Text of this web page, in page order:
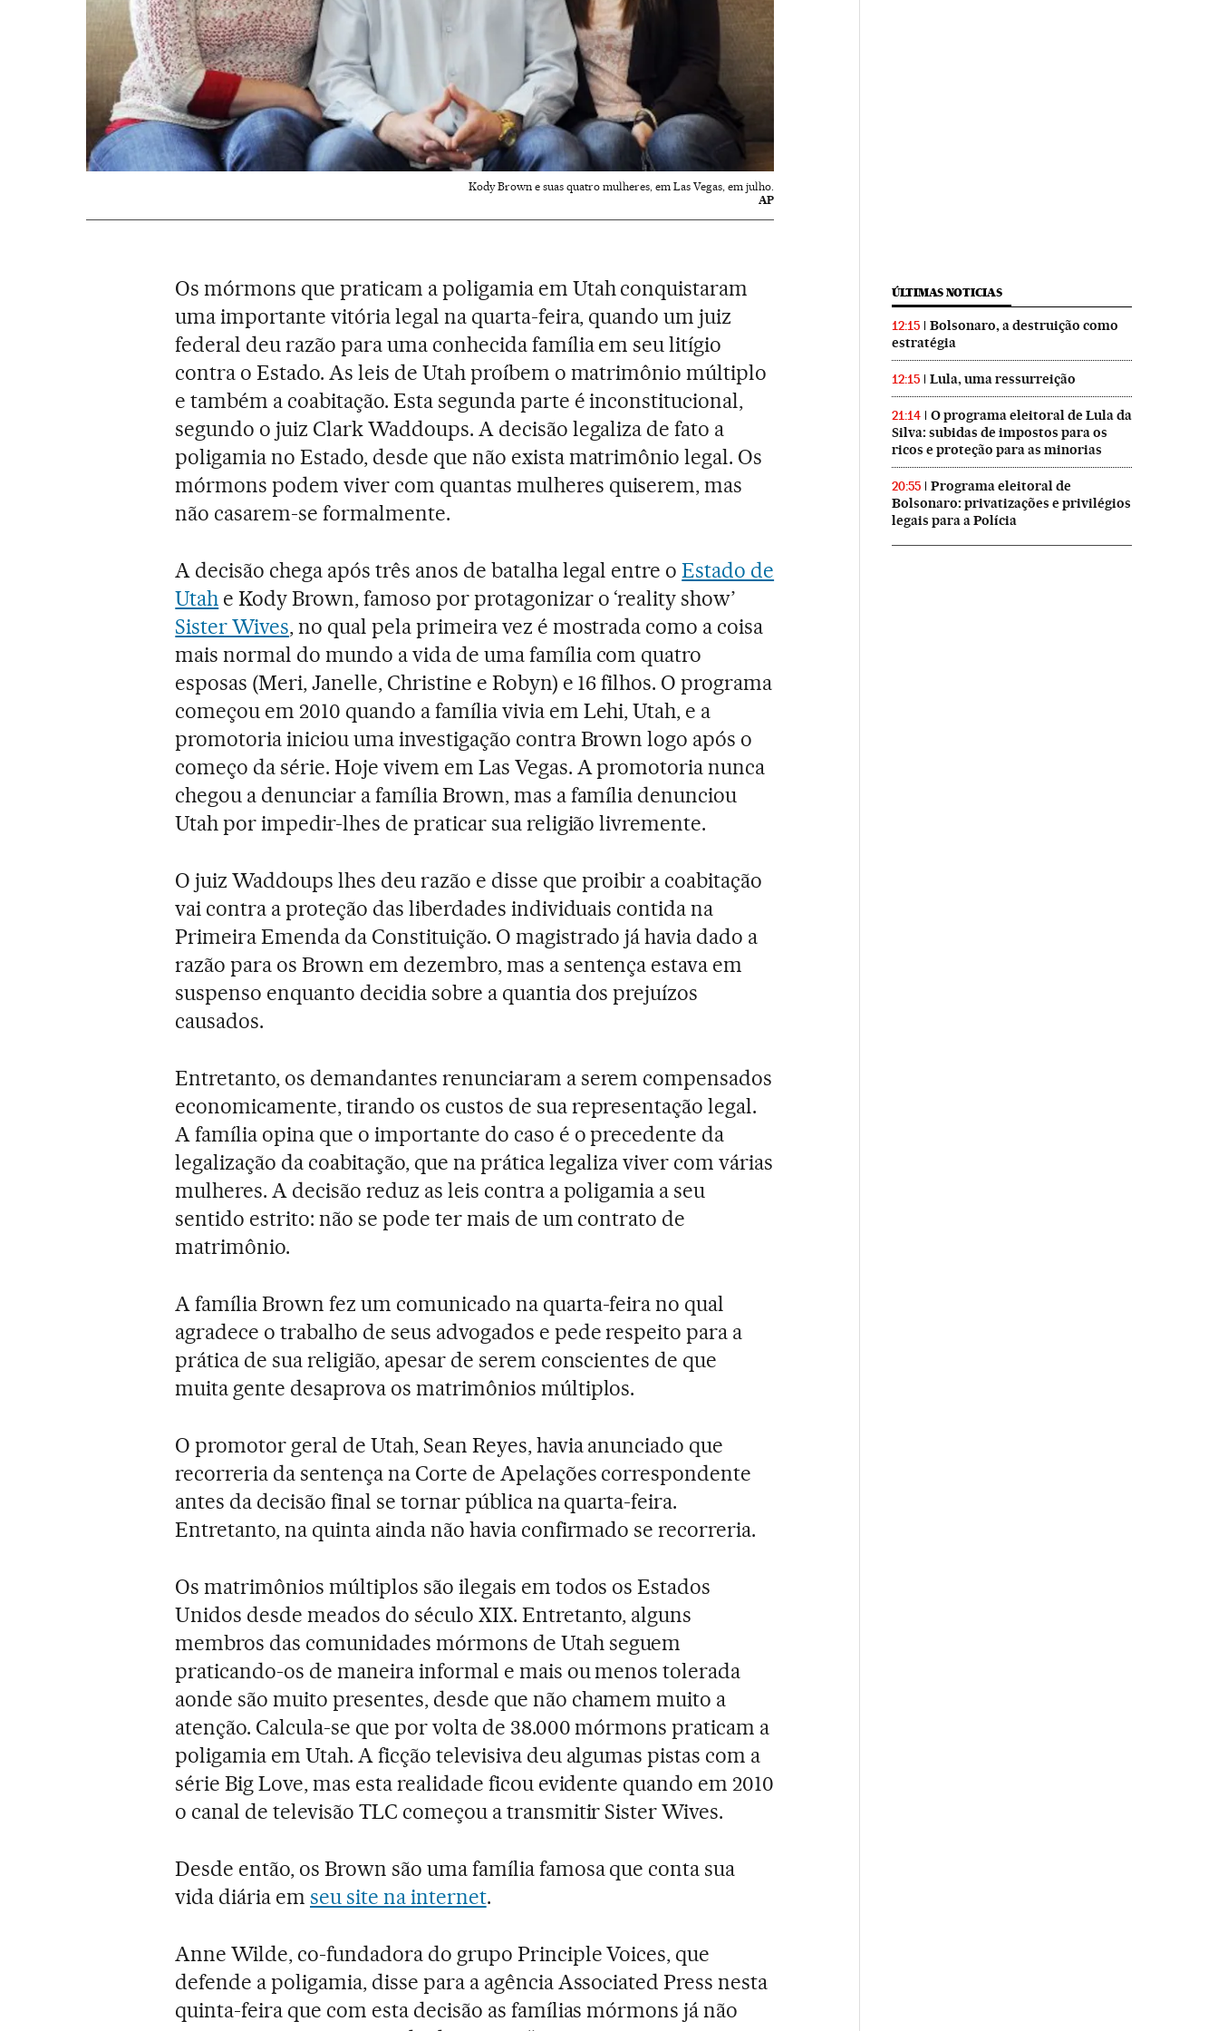
Kody Brown e suas quatro mulheres, em Las Vegas, em julho.
AP
Os mórmons que praticam a poligamia em Utah conquistaram
uma importante vitória legal na quarta-feira, quando um juiz
federal deu razão para uma conhecida família em seu litígio
contra o Estado. As leis de Utah proíbem o matrimônio múltiplo
e também a coabitação. Esta segunda parte é inconstitucional,
segundo o juiz Clark Waddoups. A decisão legaliza de fato a
poligamia no Estado, desde que não exista matrimônio legal. Os
mórmons podem viver com quantas mulheres quiserem, mas
não casarem-se formalmente.
A decisão chega após três anos de batalha legal entre oEstado de
Utah e Kody Brown, famoso por protagonizar o ‘reality show’
Sister Wives, no qual pela primeira vez é mostrada como a coisa
mais normal do mundo a vida de uma família com quatro
esposas (Meri, Janelle, Christine e Robyn) e 16 filhos. O programa
começou em 2010 quando a família vivia em Lehi, Utah, e a
promotoria iniciou uma investigação contra Brown logo após o
começo da série. Hoje vivem em Las Vegas. A promotoria nunca
chegou a denunciar a família Brown, mas a família denunciou
Utah por impedir-lhes de praticar sua religião livremente.
O juiz Waddoups lhes deu razão e disse que proibir a coabitação
vai contra a proteção das liberdades individuais contida na
Primeira Emenda da Constituição. O magistrado já havia dado a
razão para os Brown em dezembro, mas a sentença estava em
suspenso enquanto decidia sobre a quantia dos prejuízos
causados.
Entretanto, os demandantes renunciaram a serem compensados
economicamente, tirando os custos de sua representação legal.
A família opina que o importante do caso é o precedente da
legalização da coabitação, que na prática legaliza viver com várias
mulheres. A decisão reduz as leis contra a poligamia a seu
sentido estrito: não se pode ter mais de um contrato de
matrimônio.
A família Brown fez um comunicado na quarta-feira no qual
agradece o trabalho de seus advogados e pede respeito para a
prática de sua religião, apesar de serem conscientes de que
muita gente desaprova os matrimônios múltiplos.
O promotor geral de Utah, Sean Reyes, havia anunciado que
recorreria da sentença na Corte de Apelações correspondente
antes da decisão final se tornar pública na quarta-feira.
Entretanto, na quinta ainda não havia confirmado se recorreria.
Os matrimônios múltiplos são ilegais em todos os Estados
Unidos desde meados do século XIX. Entretanto, alguns
membros das comunidades mórmons de Utah seguem
praticando-os de maneira informal e mais ou menos tolerada
aonde são muito presentes, desde que não chamem muito a
atenção. Calcula-se que por volta de 38.000 mórmons praticam a
poligamia em Utah. A ficção televisiva deu algumas pistas com a
série Big Love, mas esta realidade ficou evidente quando em 2010
o canal de televisão TLC começou a transmitir Sister Wives.
Desde então, os Brown são uma família famosa que conta sua
vida diária emseu site na internet.
Anne Wilde, co-fundadora do grupo Principle Voices, que
defende a poligamia, disse para a agência Associated Press nesta
quinta-feira que com esta decisão as famílias mórmons já não
ÚLTIMAS NOTICIAS
12:15
Bolsonaro, a destruição como
estratégia
12:15 Lula, uma ressurreição
21:14
O programa eleitoral de Lula da
Silva: subidas de impostos para os
ricos e proteção para as minorias
20:55
Programa eleitoral de
Bolsonaro: privatizações e privilégios
legais para a Polícia